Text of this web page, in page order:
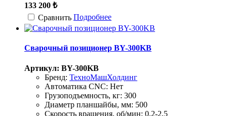
133 200 ₺
Сравнить Подробнее
Сварочный позиционер BY-300KB
Артикул: BY-300KB
Бренд: ТехноМашХолдинг
Автоматика CNC: Нет
Грузоподъемность, кг: 300
Диаметр планшайбы, мм: 500
Скорость вращения, об/мин: 0,2-2,5